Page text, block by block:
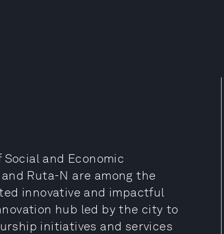
and Economic
Ruta-N are among the
innovative and impactful
hub led by the city to
initiatives and services